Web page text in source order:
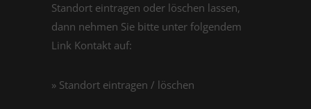
Standort eintragen oder löschen lassen,
dann nehmen Sie bitte unter folgendem
Link Kontakt auf:
» Standort eintragen / löschen